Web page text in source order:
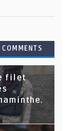
COMMENTS
filet